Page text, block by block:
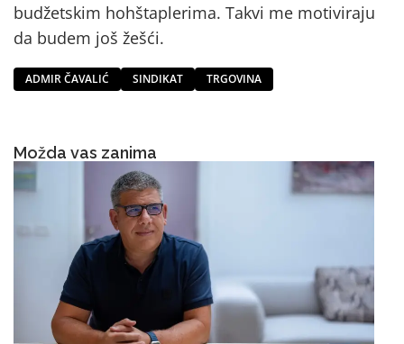
budžetskim hohštaplerima. Takvi me motiviraju
da budem još žešći.
ADMIR ČAVALIĆ SINDIKAT TRGOVINA
Možda vas zanima